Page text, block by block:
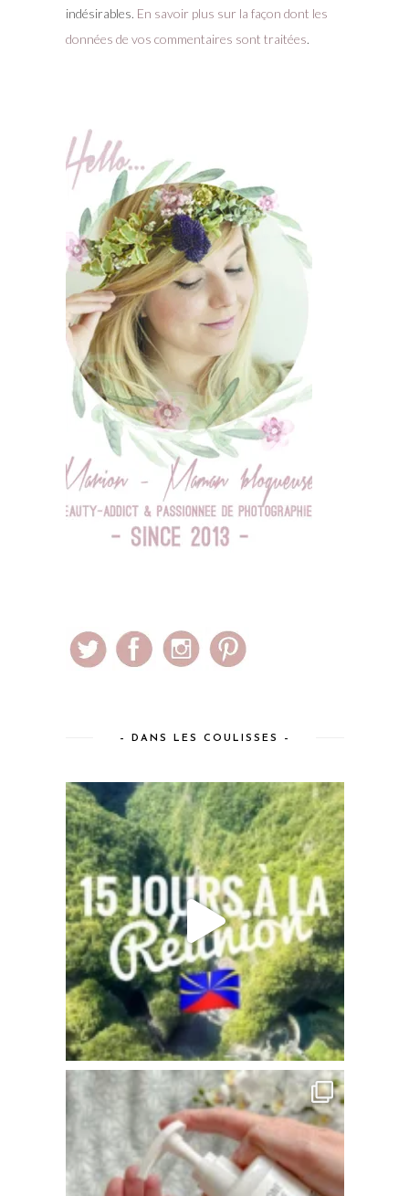
indésirables. En savoir plus sur la façon dont les
données de vos commentaires sont traitées.
– DANS LES COULISSES –